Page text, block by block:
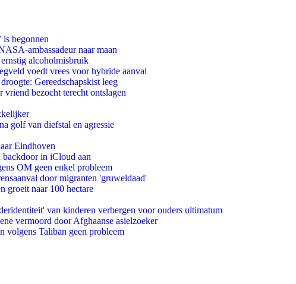
begonnen
ambassadeur naar maan
alcoholmisbruik
voedt vrees voor hybride aanval
Gereedschapskist leeg
vriend bezocht terecht ontslagen
golf van diefstal en agressie
Eindhoven
in iCloud aan
OM geen enkel probleem
door migranten 'gruweldaad'
groeit naar 100 hectare
van kinderen verbergen voor ouders ultimatum
vermoord door Afghaanse asielzoeker
volgens Taliban geen probleem